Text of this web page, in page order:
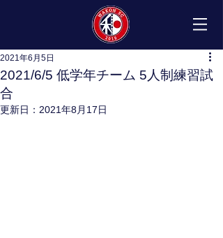
2021/6/5 低学年チーム 5人制練習試
合
2021年6月5日
更新日： 2021年8月17日